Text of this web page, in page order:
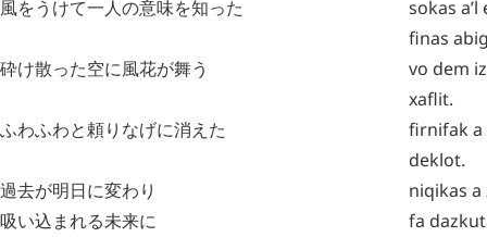
風をうけて一人の意味を知った
sokas a’l
finas
砕け散った空に風花が舞う
vo dem
xaflit.
ふわふわと頼りなげに消えた
firnifak a
deklot.
過去が明日に変わり
niqikas a
吸い込まれる未来に
fa